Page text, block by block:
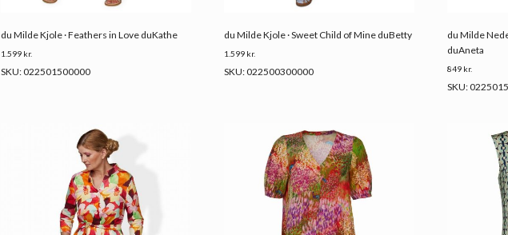
du Milde Kjole · Feathers in Love duKathe
1.599 kr.
SKU: 022501500000
du Milde Kjole · Sweet Child of Mine duBetty
1.599 kr.
SKU: 022500300000
du Milde
duAneta
849 kr.
SKU: